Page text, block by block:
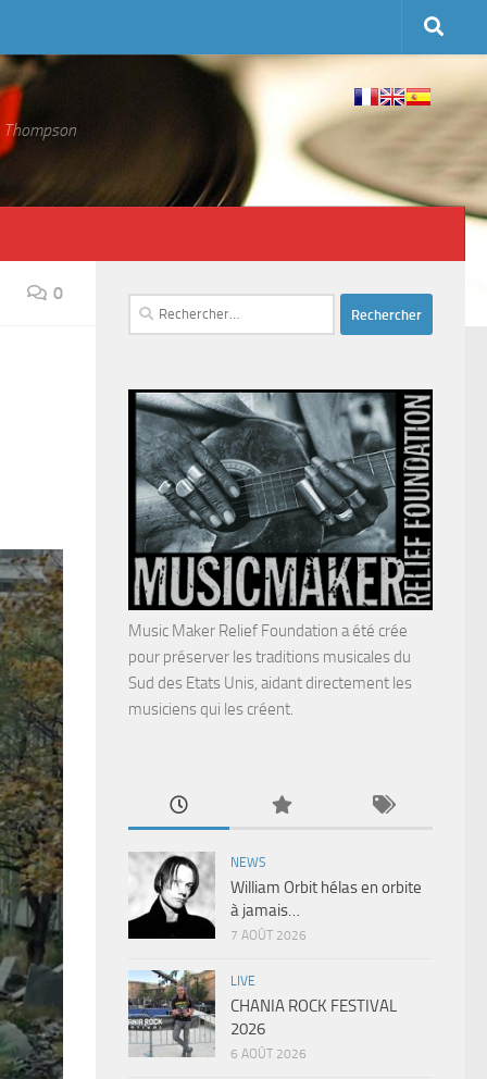
0
Rechercher :
Music Maker Relief Foundation a été crée
pour préserver les traditions musicales du
Sud des Etats Unis, aidant directement les
musiciens qui les créent.
NEWS
William Orbit hélas en orbite
à jamais…
7 AOÛT 2026
LIVE
CHANIA ROCK FESTIVAL
2026
6 AOÛT 2026